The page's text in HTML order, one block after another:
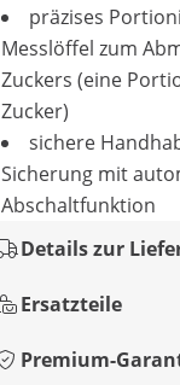
präzises
Messlöffel zum
Zuckers (eine
Zucker)
sichere
Sicherung mit
Abschaltfunktion
Details zur
Ersatzteile
Premium-